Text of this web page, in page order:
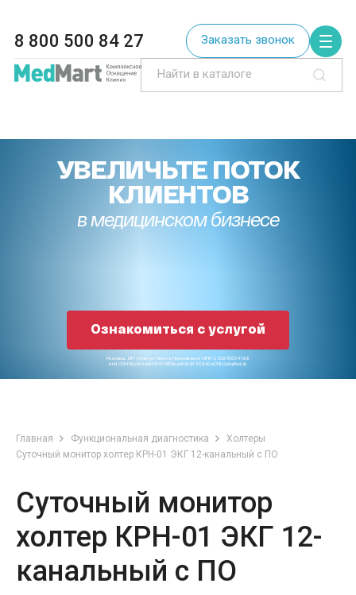
8 800 500 84 27 Заказать звонок
УВЕЛИЧЬТЕ ПОТОК
КЛИЕНТОВ
в медицинском бизнесе
Ознакомиться с услугой
Реклама. ИП «Ковтун Никита Николаевич» ИНН 230215654199.
erid CQH36pWzJqN3F4D9iFNoJoKWJK3S8xEzjCNLGpkafkoLdL
Главная Функциональная диагностика
Холтеры
Суточный монитор холтер КРН-01 ЭКГ 12-канальный с ПО
Суточный монитор
холтер КРН-01 ЭКГ 12-
канальный с ПО